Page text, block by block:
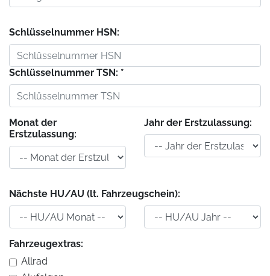
Schlüsselnummer HSN:
Schlüsselnummer TSN: *
Monat der
Erstzulassung:
Jahr der Erstzulassung:
Nächste HU/AU (lt. Fahrzeugschein):
Fahrzeugextras:
Allrad